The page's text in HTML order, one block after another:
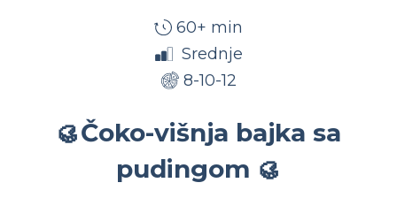
60+ min
Srednje
8-10-12
🥮Čoko-višnja bajka sa
pudingom 🥮